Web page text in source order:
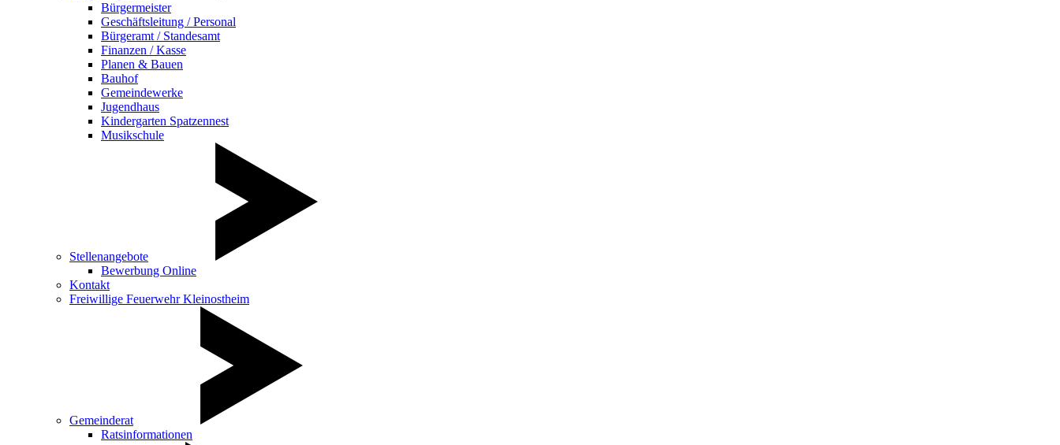
Bürgermeister
Geschäftsleitung / Personal
Bürgeramt / Standesamt
Finanzen / Kasse
Planen & Bauen
Bauhof
Gemeindewerke
Jugendhaus
Kindergarten Spatzennest
Musikschule
Stellenangebote
Bewerbung Online
Kontakt
Freiwillige Feuerwehr Kleinostheim
Gemeinderat
Ratsinformationen